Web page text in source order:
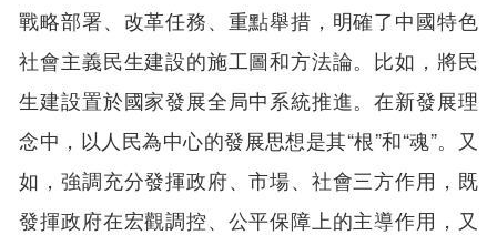
戰略部署、改革任務、重點舉措，明確了中國特色
社會主義民生建設的施工圖和方法論。比如，將民
生建設置於國家發展全局中系統推進。在新發展理
念中，以人民為中心的發展思想是其“根”和“魂”。又
如，強調充分發揮政府、市場、社會三方作用，既
發揮政府在宏觀調控、公平保障上的主導作用，又